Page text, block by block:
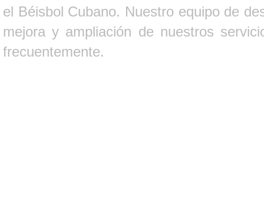
el Béisbol Cubano. Nuestro equipo de
mejora y ampliación de nuestros
frecuentemente.